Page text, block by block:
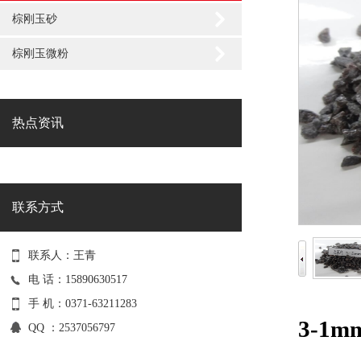
棕刚玉砂
棕刚玉微粉
热点资讯
联系方式
联系人：王青
电 话：15890630517
手 机：0371-63211283
QQ ：2537056797
3-